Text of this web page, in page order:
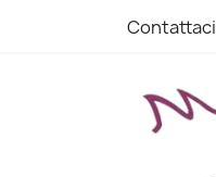
Contattaci